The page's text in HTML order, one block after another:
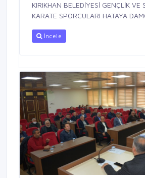
KIRIKHAN BELEDİYESİ GENÇLİK VE
KARATE SPORCULARI HATAYA
İncele